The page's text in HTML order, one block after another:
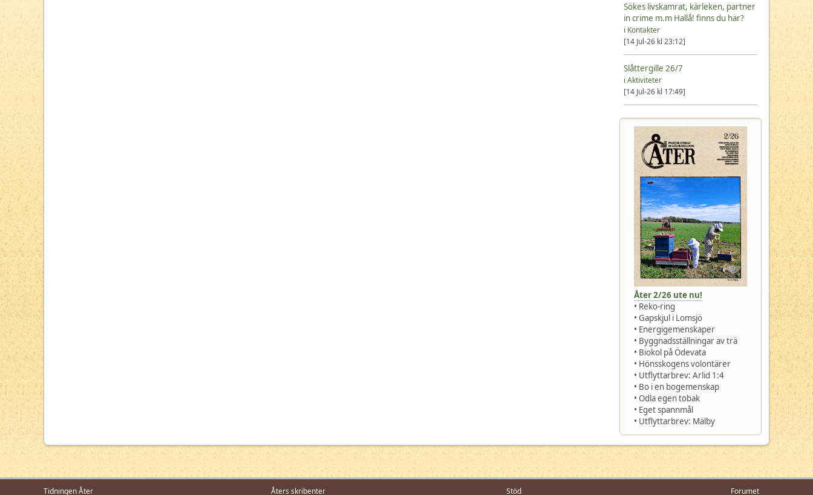
Sökes livskamrat, kärleken, partner
in crime m.m Hallå! finns du här?
i Kontakter
[14 Jul-26 kl 23:12]
Slåttergille 26/7
i Aktiviteter
[14 Jul-26 kl 17:49]
Åter 2/26 ute nu!
• Reko-ring
• Gapskjul i Lomsjö
• Energigemenskaper
• Byggnadsställningar av trä
• Biokol på Ödevata
• Hönsskogens volontärer
• Utflyttarbrev: Arlid 1:4
• Bo i en bogemenskap
• Odla egen tobak
• Eget spannmål
• Utflyttarbrev: Mälby
Tidningen Åter Åters skribenter Stöd Forumet